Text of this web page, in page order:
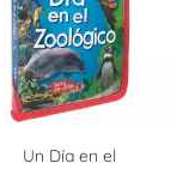
Un Día en el